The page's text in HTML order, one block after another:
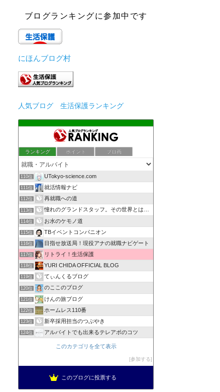
ブログランキングに参加中です
にほんブログ村
人気ブログ 生活保護ランキング
ランキング ポイント ブロ画
110位 UTokyo-science.com
111位 就活情報ナビ
112位 再就職への道
113位 憧れのグランドスタッフ。その世界とは・・
114位 お水のケモノ道
115位 TBイベントコンパニオン
116位 目指せ放送局！現役アナの就職ナビゲート
117位 リトライ！生活保護
118位 YURI CHIDA OFFICIAL BLOG
119位 てぃんくるブログ
120位 のここのブログ
121位 けんの旅ブログ
122位 ホームレス110番
123位 新卒採用担当のつぶやき
124位 アルバイトでも出来るテレアポのコツ
このカテゴリを全て表示
参加する
このブログに投票する